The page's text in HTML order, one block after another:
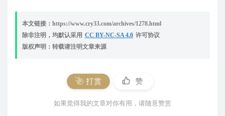
本文链接：https://www.cry33.com/archives/1278.html
除非注明，均默认采用 CC BY-NC-SA 4.0 许可协议
版权声明：转载请注明文章来源
打赏 赞
如果觉得我的文章对你有用，请随意赞赏